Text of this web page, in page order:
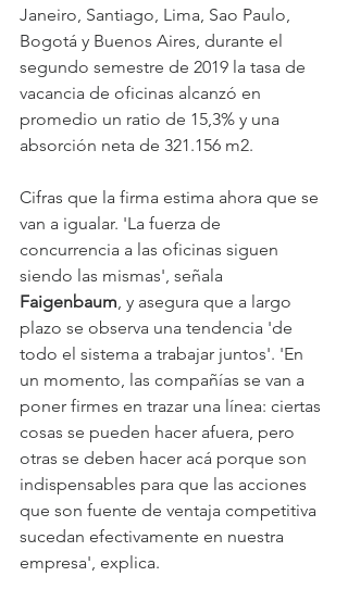
Janeiro, Santiago, Lima, Sao Paulo,
Bogotá y Buenos Aires, durante el
segundo semestre de 2019 la tasa de
vacancia de oficinas alcanzó en
promedio un ratio de 15,3% y una
absorción neta de 321.156 m2.
Cifras que la firma estima ahora que se
van a igualar. 'La fuerza de
concurrencia a las oficinas siguen
siendo las mismas', señala
Faigenbaum , y asegura que a largo
plazo se observa una tendencia 'de
todo el sistema a trabajar juntos'. 'En
un momento, las compañías se van a
poner firmes en trazar una línea: ciertas
cosas se pueden hacer afuera, pero
otras se deben hacer acá porque son
indispensables para que las acciones
que son fuente de ventaja competitiva
sucedan efectivamente en nuestra
empresa', explica.